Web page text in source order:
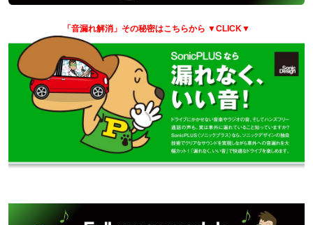
「音漏れ解消」その秘密はこちらから ▼CLICK▼